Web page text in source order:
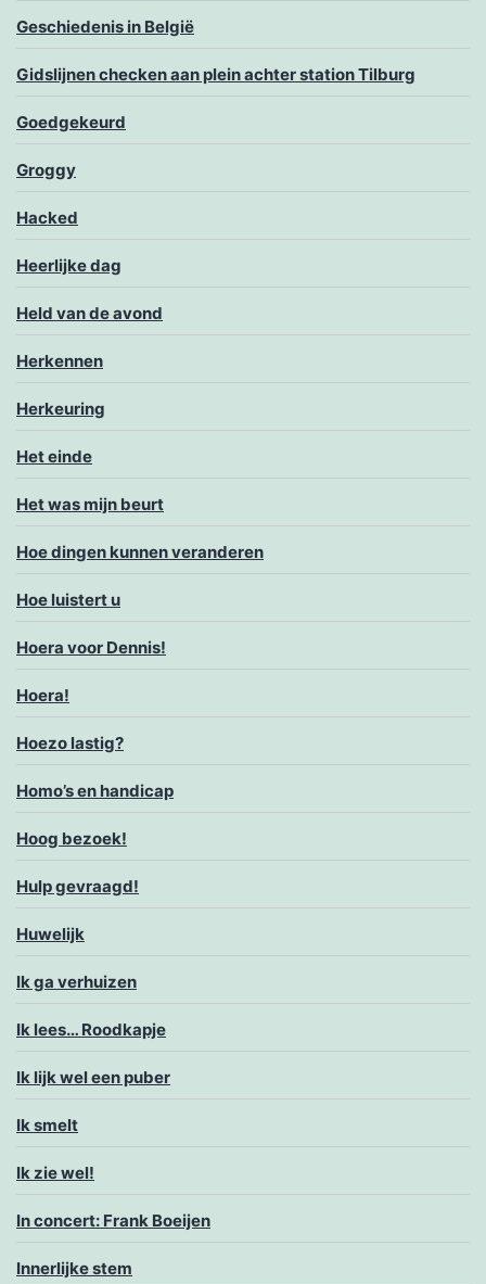
Geschiedenis in België
Gidslijnen checken aan plein achter station Tilburg
Goedgekeurd
Groggy
Hacked
Heerlijke dag
Held van de avond
Herkennen
Herkeuring
Het einde
Het was mijn beurt
Hoe dingen kunnen veranderen
Hoe luistert u
Hoera voor Dennis!
Hoera!
Hoezo lastig?
Homo’s en handicap
Hoog bezoek!
Hulp gevraagd!
Huwelijk
Ik ga verhuizen
Ik lees… Roodkapje
Ik lijk wel een puber
Ik smelt
Ik zie wel!
In concert: Frank Boeijen
Innerlijke stem